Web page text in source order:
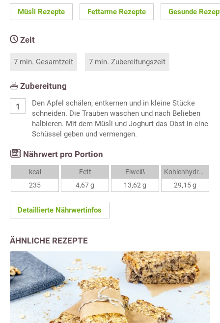
Müsli Rezepte Fettarme Rezepte Gesunde
Zeit
7 min. Gesamtzeit 7 min. Zubereitungszeit
Zubereitung
Den Apfel schälen, entkernen und in kleine Stücke
schneiden. Die Trauben waschen und nach Belieben
halbieren. Mit dem Müsli und Joghurt das Obst in eine
Schüssel geben und vermengen.
Nährwert pro Portion
kcal
235
Fett
4,67 g
Eiweiß
13,62 g
Kohlenhydrate
29,15 g
Detaillierte Nährwertinfos
ÄHNLICHE REZEPTE